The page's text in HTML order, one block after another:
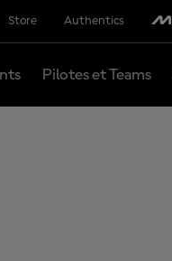
Store Authentics
Pilotes et Teams